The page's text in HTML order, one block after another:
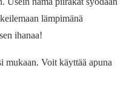
lämpimänä
ihanaa!
Voit käyttää apuna